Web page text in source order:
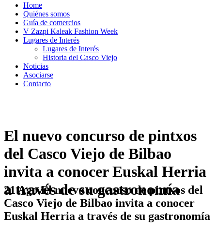
Home
Quiénes somos
Guía de comercios
V Zazpi Kaleak Fashion Week
Lugares de Interés
Lugares de Interés
Historia del Casco Viejo
Noticias
Asociarse
Contacto
El nuevo concurso de pintxos
del Casco Viejo de Bilbao
invita a conocer Euskal Herria
a través de su gastronomía
21 AgoEl nuevo concurso de pintxos del
Casco Viejo de Bilbao invita a conocer
Euskal Herria a través de su gastronomía